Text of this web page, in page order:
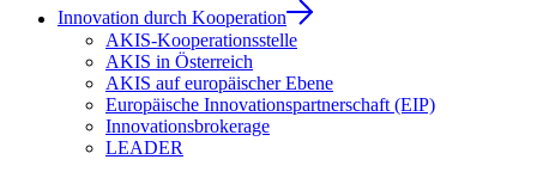
Innovation durch Kooperation
AKIS-Kooperationsstelle
AKIS in Österreich
AKIS auf europäischer Ebene
Europäische Innovationspartnerschaft (EIP)
Innovationsbrokerage
LEADER